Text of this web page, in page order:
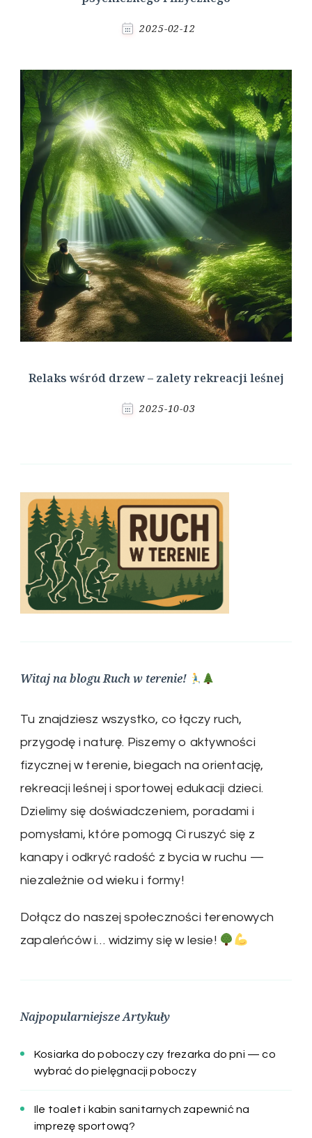
2025-02-12
Relaks wśród drzew – zalety rekreacji leśnej
2025-10-03
Witaj na blogu Ruch w terenie!
Tu znajdziesz wszystko, co łączy ruch,
przygodę i naturę. Piszemy o aktywności
fizycznej w terenie, biegach na orientację,
rekreacji leśnej i sportowej edukacji dzieci.
Dzielimy się doświadczeniem, poradami i
pomysłami, które pomogą Ci ruszyć się z
kanapy i odkryć radość z bycia w ruchu —
niezależnie od wieku i formy!
Dołącz do naszej społeczności terenowych
zapaleńców i… widzimy się w lesie!
Najpopularniejsze Artykuły
Kosiarka do poboczy czy frezarka do pni — co
wybrać do pielęgnacji poboczy
Ile toalet i kabin sanitarnych zapewnić na
imprezę sportową?